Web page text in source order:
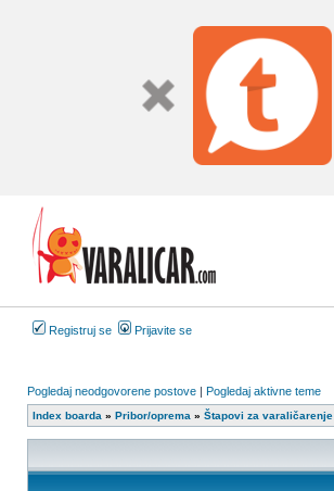
Registruj se Prijavite se
Pogledaj neodgovorene postove | Pogledaj aktivne teme
Index boarda » Pribor/oprema » Štapovi za varaličarenje